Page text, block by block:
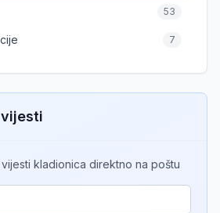
53
7
kladionica direktno na poštu